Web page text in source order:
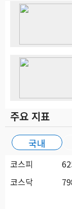
주요 지표
국내
코스피
코스닥